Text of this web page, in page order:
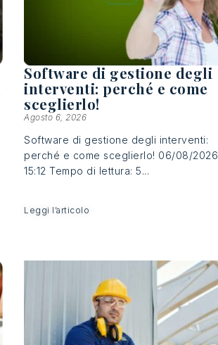
Software di gestione degli
interventi: perché e come
sceglierlo!
Agosto 6, 2026
Software di gestione degli interventi:
perché e come sceglierlo! 06/08/2026
15:12 Tempo di lettura: 5...
Leggi l’articolo